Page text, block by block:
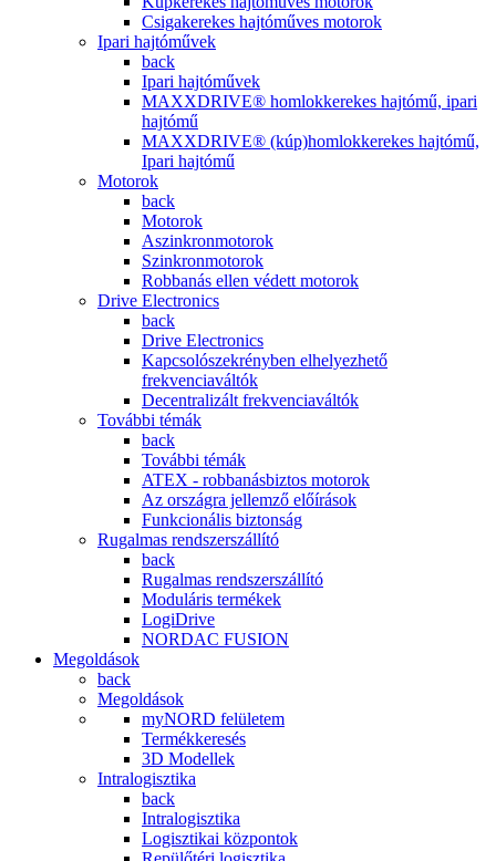
Csigakerekes hajtóműves motorok
Ipari hajtóművek
back
Ipari hajtóművek
MAXXDRIVE® homlokkerekes hajtómű, ipari
hajtómű
MAXXDRIVE® (kúp)homlokkerekes hajtómű,
Ipari hajtómű
Motorok
back
Motorok
Aszinkronmotorok
Szinkronmotorok
Robbanás ellen védett motorok
Drive Electronics
back
Drive Electronics
Kapcsolószekrényben elhelyezhető
frekvenciaváltók
Decentralizált frekvenciaváltók
További témák
back
További témák
ATEX - robbanásbiztos motorok
Az országra jellemző előírások
Funkcionális biztonság
Rugalmas rendszerszállító
back
Rugalmas rendszerszállító
Moduláris termékek
LogiDrive
NORDAC FUSION
Megoldások
back
Megoldások
myNORD felületem
Termékkeresés
3D Modellek
Intralogisztika
back
Intralogisztika
Logisztikai központok